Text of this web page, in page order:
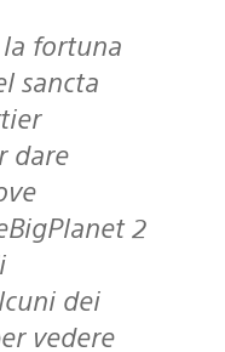
sancta
dare
2
dei
vedere